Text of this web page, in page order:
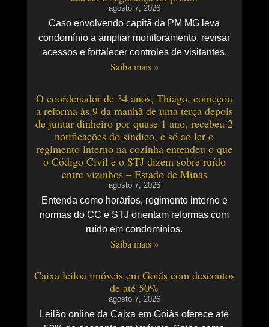
agosto 7, 2026
Caso envolvendo capitã da PM MG leva
condomínio a ampliar monitoramento, revisar
acessos e fortalecer controles de visitantes.
Saiba mais »
O coordenador de 34 anos, Thiago, começou
a reforma às 9 da manhã de uma terça depois
de juntar dinheiro por quase 1 ano, recebeu 2
notificações do síndico, e só ao ler o
regimento interno na cozinha entendeu o que
o Código Civil e o STJ dizem sobre ruído
entre vizinhos – Estado de Minas
agosto 7, 2026
Entenda como horários, regimento interno e
normas do CC e STJ orientam reformas com
ruído em condomínios.
Saiba mais »
Caixa leiloa imóveis em Goiás com descontos
de até 50%
agosto 7, 2026
Leilão online da Caixa em Goiás oferece até